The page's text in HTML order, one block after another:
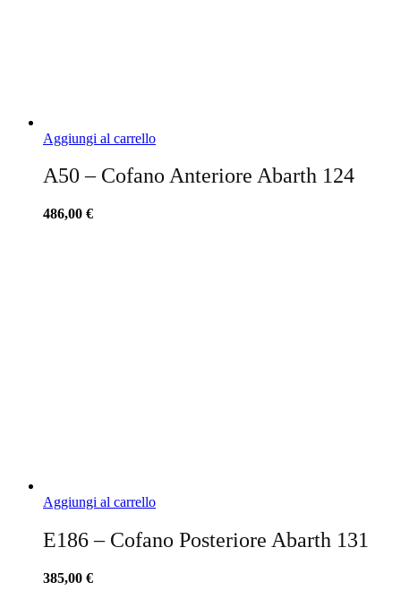
Aggiungi al carrello
A50 – Cofano Anteriore Abarth 124
486,00 €
Aggiungi al carrello
E186 – Cofano Posteriore Abarth 131
385,00 €